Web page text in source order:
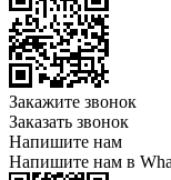
Закажите звонок
Заказать звонок
Напишите нам
Напишите нам в